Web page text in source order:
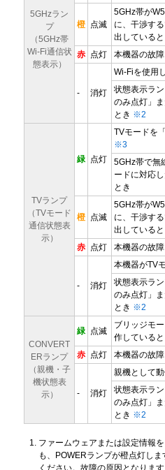
5GHzラン
プ
（5GHz帯
Wi-Fi通信状
態表示）
橙 点滅
5GHz帯が
に、干渉す
出していると
赤
点灯 本機器の故
- 消灯
Wi-Fiを使用
状態表示ラ
のみ点灯」
とき ※2
TVランプ
（TVモード
通信状態表
示）
緑 点灯
TVモードを
※3
5GHz帯で無
ードに対応
とき
橙 点滅
5GHz帯が
に、干渉す
出していると
赤
点灯 本機器の故
- 消灯
本機器がTV
状態表示ラ
のみ点灯」
とき ※2
CONVERT
ERランプ
（親機・子
機状態表
示）
緑 点滅
ブリッジモ
作していると
赤
点灯 本機器の故
- 消灯
親機として
状態表示ラ
のみ点灯」
とき ※2
ファームウェアまたは設定情報
も、POWERランプが橙点灯し
ください。故障の原因となります